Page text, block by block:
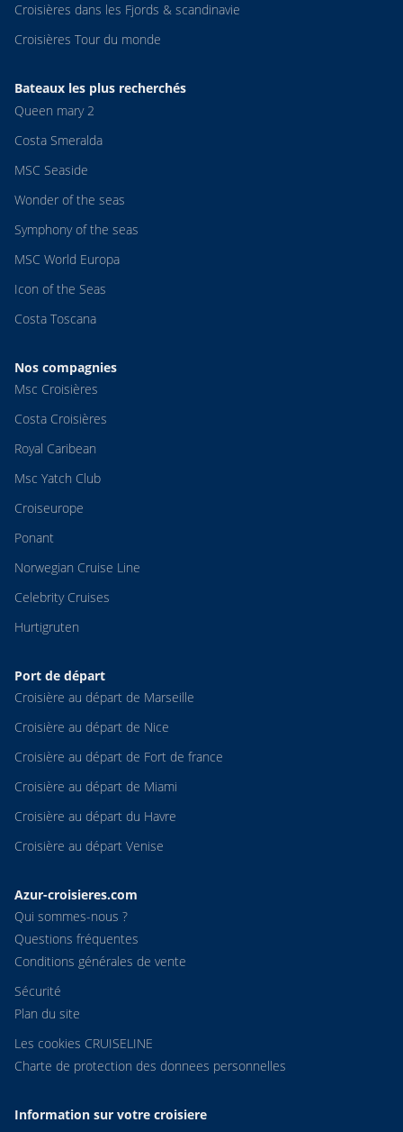
Croisières dans les Fjords & scandinavie
Croisières Tour du monde
Bateaux les plus recherchés
Queen mary 2
Costa Smeralda
MSC Seaside
Wonder of the seas
Symphony of the seas
MSC World Europa
Icon of the Seas
Costa Toscana
Nos compagnies
Msc Croisières
Costa Croisières
Royal Caribean
Msc Yatch Club
Croiseurope
Ponant
Norwegian Cruise Line
Celebrity Cruises
Hurtigruten
Port de départ
Croisière au départ de Marseille
Croisière au départ de Nice
Croisière au départ de Fort de france
Croisière au départ de Miami
Croisière au départ du Havre
Croisière au départ Venise
Azur-croisieres.com
Qui sommes-nous ?
Questions fréquentes
Conditions générales de vente
Sécurité
Plan du site
Les cookies CRUISELINE
Charte de protection des donnees personnelles
Information sur votre croisiere